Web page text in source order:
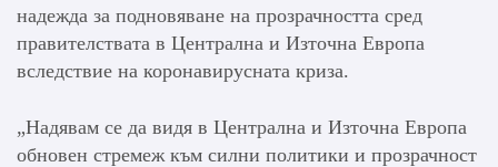
надежда за подновяване на прозрачността сред
правителствата в Централна и Източна Европа
вследствие на коронавирусната криза.
„Надявам се да видя в Централна и Източна Европа
обновен стремеж към силни политики и прозрачност